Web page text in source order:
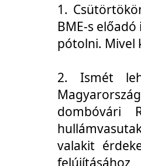
1.
BME-s
pótolni. Mivel
2. Ismét
dombóvári
valakit